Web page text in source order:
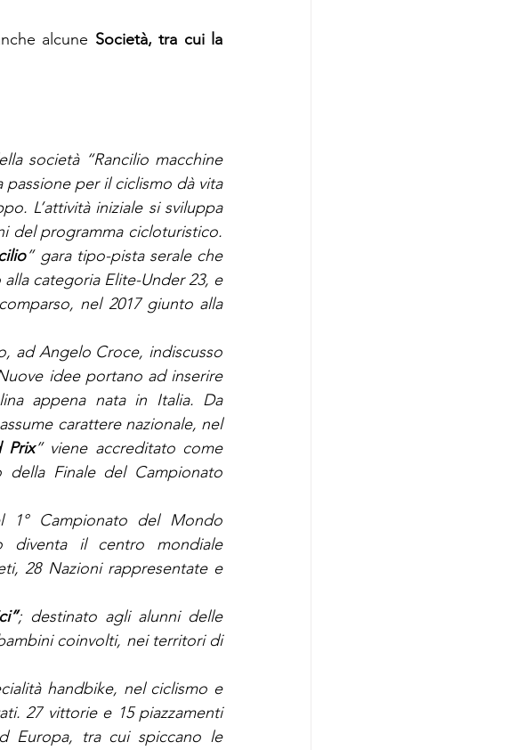
alcune Società, tra cui la
società “Rancilio macchine
per il ciclismo dà vita
L’attività iniziale si sviluppa
del programma cicloturistico.
” gara tipo-pista serale che
categoria Elite-Under 23, e
nel 2017 giunto alla
ad Angelo Croce, indiscusso
idee portano ad inserire
appena nata in Italia. Da
carattere nazionale, nel
Prix” viene accreditato come
Finale del Campionato
1° Campionato del Mondo
diventa il centro mondiale
28 Nazioni rappresentate e
; destinato agli alunni delle
coinvolti, nei territori di
handbike, nel ciclismo e
27 vittorie e 15 piazzamenti
Europa, tra cui spiccano le